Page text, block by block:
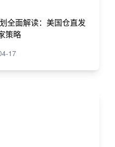
全面解读：美国仓直发
策略
17